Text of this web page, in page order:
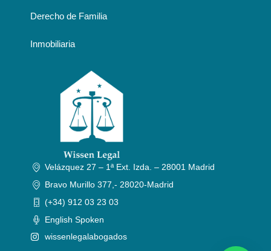
Derecho de Familia
Inmobiliaria
Velázquez 27 – 1ª Ext. Izda. – 28001 Madrid
Bravo Murillo 377,- 28020-Madrid
(+34) 912 03 23 03
English Spoken
wissenlegalabogados